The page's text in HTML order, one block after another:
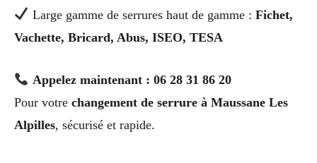
Large gamme de serrures haut de gamme : Fichet,
Vachette, Bricard, Abus, ISEO, TESA
Appelez maintenant : 06 28 31 86 20
Pour votre changement de serrure à Maussane Les
Alpilles, sécurisé et rapide.